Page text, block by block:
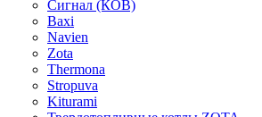
Сигнал (КОВ)
Baxi
Navien
Zota
Thermona
Stropuva
Kiturami